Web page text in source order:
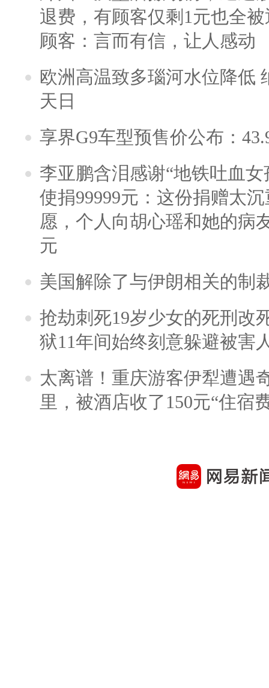
退费，有顾客仅剩1元也全
顾客：言而有信，让人感动
欧洲高温致多瑙河水位降低
天日
享界G9车型预售价公布：
李亚鹏含泪感谢“地铁吐血
使捐99999元：这份捐赠太
愿，个人向胡心瑶和她的病
元
美国解除了与伊朗相关的制
抢劫刺死19岁少女的死刑改
狱11年间始终刻意躲避被害
太离谱！重庆游客伊犁遭遇
里，被酒店收了150元“住宿